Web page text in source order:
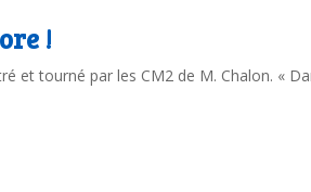
!
et tourné par les CM2 de M. Chalon. «